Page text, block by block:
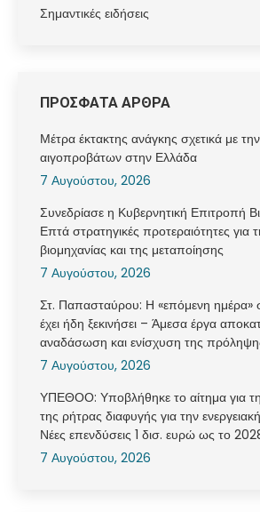
Σημαντικές ειδήσεις
ΠΡΟΣΦΑΤΑ ΑΡΘΡΑ
Μέτρα έκτακτης ανάγκης σχετικά με
αιγοπροβάτων στην Ελλάδα
7 Αυγούστου, 2026
Συνεδρίασε η Κυβερνητική Επιτροπή
Επτά στρατηγικές προτεραιότητες για
βιομηχανίας και της μεταποίησης
7 Αυγούστου, 2026
Στ. Παπασταύρου: Η «επόμενη ημέρα»
έχει ήδη ξεκινήσει – Άμεσα έργα
αναδάσωση και ενίσχυση της
7 Αυγούστου, 2026
ΥΠΕΘΟΟ: Υποβλήθηκε το αίτημα για
της ρήτρας διαφυγής για την
Νέες επενδύσεις 1 δισ. ευρώ ως το
7 Αυγούστου, 2026